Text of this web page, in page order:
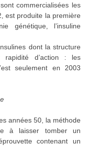
commercialisées les
est produite la première
génétique, l’insuline
dont la structure
d’action : les
seulement en 2003
années 50, la méthode
à laisser tomber un
contenant un